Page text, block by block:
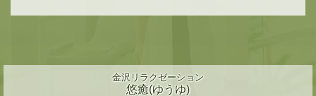
金沢リラクゼーション
悠癒(ゆうゆ)